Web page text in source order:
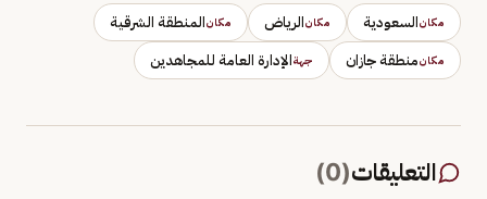
مكانالسعودية مكانالرياض مكانالمنطقة الشرقية
مكانمنطقة جازان جهةالإدارة العامة للمجاهدين
التعليقات(
0
)